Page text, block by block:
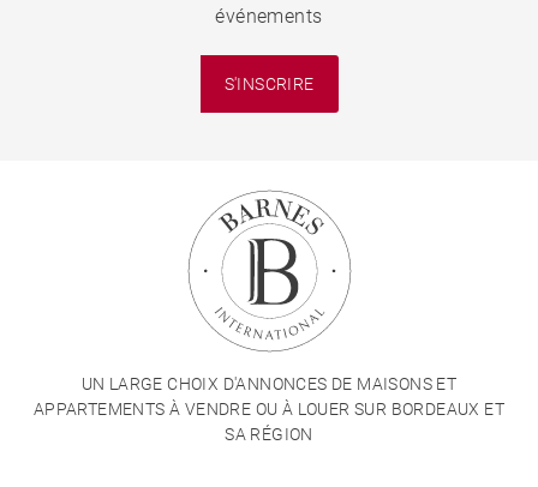
événements
S'INSCRIRE
UN LARGE CHOIX D'ANNONCES DE MAISONS ET
APPARTEMENTS À VENDRE OU À LOUER SUR BORDEAUX ET
SA RÉGION